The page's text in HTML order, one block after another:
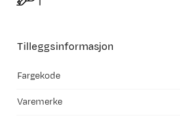
Tilleggsinformasjon
Fargekode
Varemerke